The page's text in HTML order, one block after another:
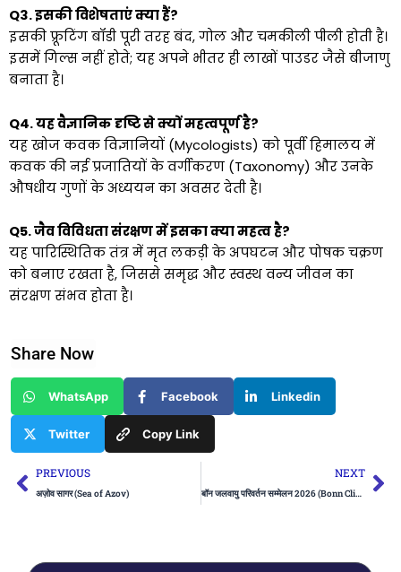
Q3. इसकी विशेषताएं क्या हैं?
इसकी फ्रूटिंग बॉडी पूरी तरह बंद, गोल और चमकीली पीली होती है।
इसमें गिल्स नहीं होते; यह अपने भीतर ही लाखों पाउडर जैसे बीजाणु
बनाता है।
Q4. यह वैज्ञानिक दृष्टि से क्यों महत्वपूर्ण है?
यह खोज कवक विज्ञानियों (Mycologists) को पूर्वी हिमालय में
कवक की नई प्रजातियों के वर्गीकरण (Taxonomy) और उनके
औषधीय गुणों के अध्ययन का अवसर देती है।
Q5. जैव विविधता संरक्षण में इसका क्या महत्व है?
यह पारिस्थितिक तंत्र में मृत लकड़ी के अपघटन और पोषक चक्रण
को बनाए रखता है, जिससे समृद्ध और स्वस्थ वन्य जीवन का
संरक्षण संभव होता है।
Share Now
WhatsApp Facebook Linkedin
Twitter Copy Link
Prev
PREVIOUS
अज़ोव सागर (Sea of Azov)
NEXT
बॉन जलवायु परिवर्तन सम्मेलन 2026 (Bonn Climate Change Conference)